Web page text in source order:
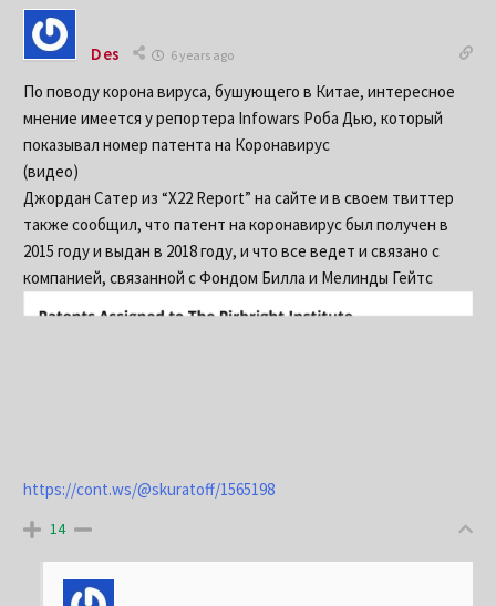
Des 6 years ago
По поводу корона вируса, бушующего в Китае, интересное
мнение имеется у репортера Infowars Роба Дью, который
показывал номер патента на Коронавирус
(видео)
Джордан Сатер из “X22 Report” на сайте и в своем твиттер
также сообщил, что патент на коронавирус был получен в
2015 году и выдан в 2018 году, и что все ведет и связано с
компанией, связанной с Фондом Билла и Мелинды Гейтс
https://cont.ws/@skuratoff/1565198
14